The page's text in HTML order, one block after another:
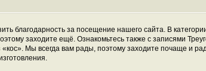
благодарность за посещение нашего сайта. В
заходите ещё. Ознакомьтесь также с записями
«кос». Мы всегда вам рады, поэтому заходите почаще и